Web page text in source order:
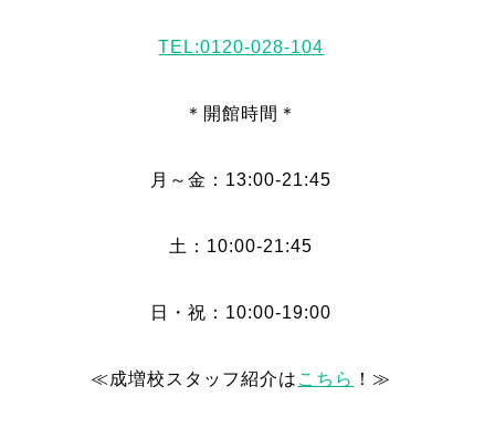
TEL:0120-028-104
＊開館時間＊
月～金：13:00-21:45
土：10:00-21:45
日・祝：10:00-19:00
≪成増校スタッフ紹介は こちら ！≫